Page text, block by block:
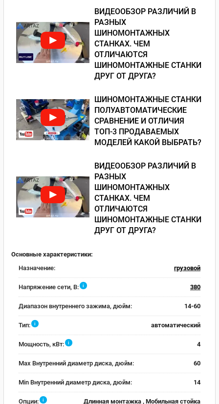
ВИДЕООБЗОР РАЗЛИЧИЙ В
РАЗНЫХ
ШИНОМОНТАЖНЫХ
СТАНКАХ. ЧЕМ
ОТЛИЧАЮТСЯ
ШИНОМОНТАЖНЫЕ СТАНКИ
ДРУГ ОТ ДРУГА?
ШИНОМОНТАЖНЫЕ СТАНКИ
ПОЛУАВТОМАТИЧЕСКИЕ
СРАВНЕНИЕ И ОТЛИЧИЯ
ТОП-3 ПРОДАВАЕМЫХ
МОДЕЛЕЙ КАКОЙ ВЫБРАТЬ?
ВИДЕООБЗОР РАЗЛИЧИЙ В
РАЗНЫХ
ШИНОМОНТАЖНЫХ
СТАНКАХ. ЧЕМ
ОТЛИЧАЮТСЯ
ШИНОМОНТАЖНЫЕ СТАНКИ
ДРУГ ОТ ДРУГА?
Основные характеристики:
Назначение:
грузовой
Напряжение сети, В: i 380
Диапазон внутреннего зажима, дюйм: 14-60
Тип: i автоматический
Мощность, кВт: i 4
Max Внутренний диаметр диска, дюйм: 60
Min Внутренний диаметр диска, дюйм: 14
Опции: i Длинная монтажка , Мобильная стойка